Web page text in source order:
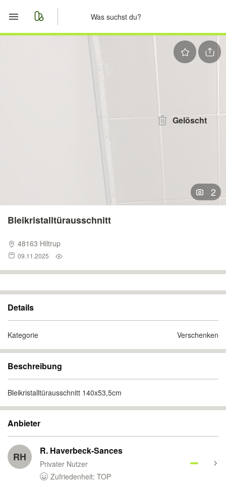
Anzeige aufgeben
Gelöscht
2
Bleikristalltürausschnitt
48163 Hiltrup
09.11.2025
Details
Kategorie Verschenken
Beschreibung
Bleikristalltürausschnitt 140x53,5cm
Anbieter
RH R. Haverbeck-Sances
Privater Nutzer
Zufriedenheit: TOP